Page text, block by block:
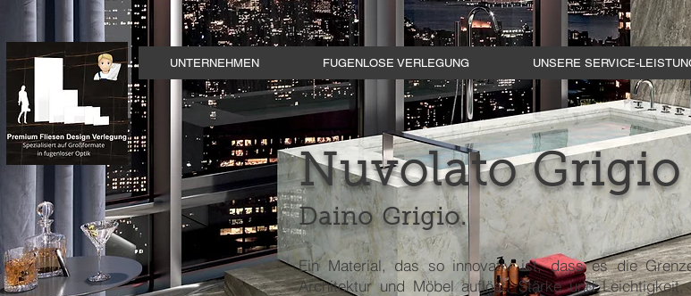
UNTERNEHMEN FUGENLOSE VERLEGUNG UNSERE SERVICE-
Nuvolato Grigio
Daino Grigio.
Ein Material, das so innovativ ist, dass es die
Architektur und Möbel auflöst. Stärke und